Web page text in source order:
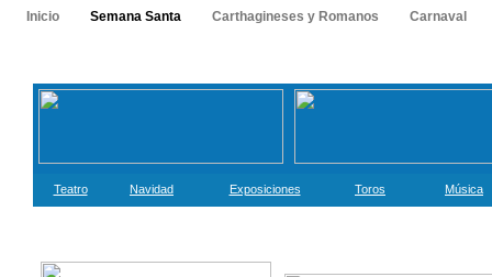
Inicio Semana Santa Carthagineses y Romanos Carnaval
Teatro Navidad Exposiciones Toros Música